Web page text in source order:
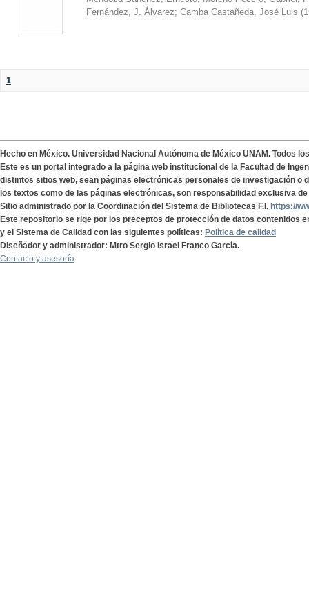
Fernández, J. Álvarez; Camba Castañeda, José Luis (
1
Hecho en México. Universidad Nacional Autónoma de México UNAM. Todos
Este es un portal integrado a la página web institucional de la Facultad de
distintos sitios web, sean páginas electrónicas personales de investigación o
los textos como de las páginas electrónicas, son responsabilidad exclusiva
Sitio administrado por la Coordinación del Sistema de Bibliotecas F.I. https://
Este repositorio se rige por los preceptos de protección de datos contenidos
y el Sistema de Calidad con las siguientes políticas: Política de calidad
Diseñador y administrador: Mtro Sergio Israel Franco García.
Contacto y asesoría